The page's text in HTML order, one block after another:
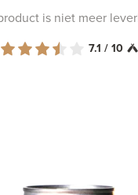
is niet meer
7.1 / 10